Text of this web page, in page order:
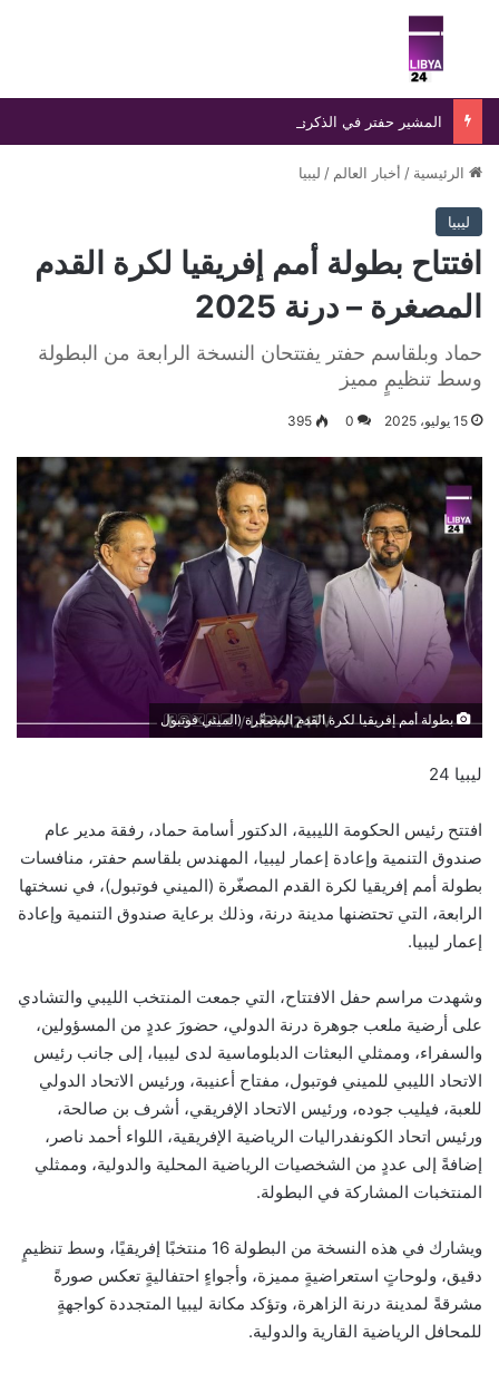
بحث عن
الرئيسية / أخبار العالم / ليبيا
ليبيا
افتتاح بطولة أمم إفريقيا لكرة القدم
المصغرة – درنة 2025
حماد وبلقاسم حفتر يفتتحان النسخة الرابعة من البطولة
وسط تنظيمٍ مميز
15 يوليو، 2025 0
395
بطولة أمم إفريقيا لكرة القدم المصغّرة (الميني فوتبول
ليبيا 24
افتتح رئيس الحكومة الليبية، الدكتور أسامة حماد، رفقة مدير عام
صندوق التنمية وإعادة إعمار ليبيا، المهندس بلقاسم حفتر، منافسات
بطولة أمم إفريقيا لكرة القدم المصغّرة (الميني فوتبول)، في نسختها
الرابعة، التي تحتضنها مدينة درنة، وذلك برعاية صندوق التنمية وإعادة
إعمار ليبيا.
وشهدت مراسم حفل الافتتاح، التي جمعت المنتخب الليبي والتشادي
على أرضية ملعب جوهرة درنة الدولي، حضورَ عددٍ من المسؤولين،
والسفراء، وممثلي البعثات الدبلوماسية لدى ليبيا، إلى جانب رئيس
الاتحاد الليبي للميني فوتبول، مفتاح أعنيبة، ورئيس الاتحاد الدولي
للعبة، فيليب جوده، ورئيس الاتحاد الإفريقي، أشرف بن صالحة،
ورئيس اتحاد الكونفدراليات الرياضية الإفريقية، اللواء أحمد ناصر،
إضافةً إلى عددٍ من الشخصيات الرياضية المحلية والدولية، وممثلي
المنتخبات المشاركة في البطولة.
ويشارك في هذه النسخة من البطولة 16 منتخبًا إفريقيًا، وسط تنظيمٍ
دقيق، ولوحاتٍ استعراضيةٍ مميزة، وأجواءٍ احتفاليةٍ تعكس صورةً
مشرقةً لمدينة درنة الزاهرة، وتؤكد مكانة ليبيا المتجددة كواجهةٍ
للمحافل الرياضية القارية والدولية.